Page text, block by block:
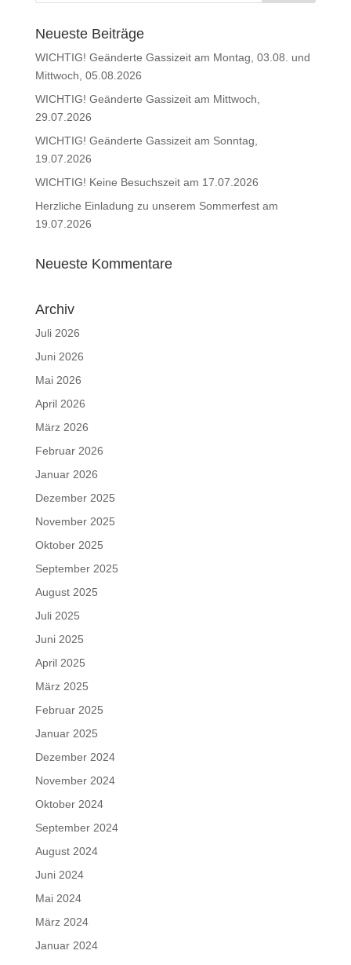
Neueste Beiträge
WICHTIG! Geänderte Gassizeit am Montag, 03.08. und
Mittwoch, 05.08.2026
WICHTIG! Geänderte Gassizeit am Mittwoch,
29.07.2026
WICHTIG! Geänderte Gassizeit am Sonntag,
19.07.2026
WICHTIG! Keine Besuchszeit am 17.07.2026
Herzliche Einladung zu unserem Sommerfest am
19.07.2026
Neueste Kommentare
Archiv
Juli 2026
Juni 2026
Mai 2026
April 2026
März 2026
Februar 2026
Januar 2026
Dezember 2025
November 2025
Oktober 2025
September 2025
August 2025
Juli 2025
Juni 2025
April 2025
März 2025
Februar 2025
Januar 2025
Dezember 2024
November 2024
Oktober 2024
September 2024
August 2024
Juni 2024
Mai 2024
März 2024
Januar 2024